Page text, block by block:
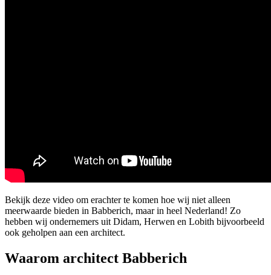
Bekijk deze video om erachter te komen hoe wij niet alleen
meerwaarde bieden in Babberich, maar in heel Nederland! Zo
hebben wij ondernemers uit Didam, Herwen en Lobith bijvoorbeeld
ook geholpen aan een architect.
Waarom architect Babberich